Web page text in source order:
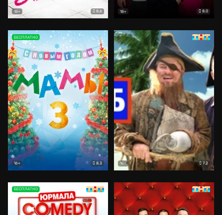
18+ 8.6 18+ 8.0
16+ 8.3
БЕСПЛАТНО
18+ 7.2
БЕСПЛАТНО